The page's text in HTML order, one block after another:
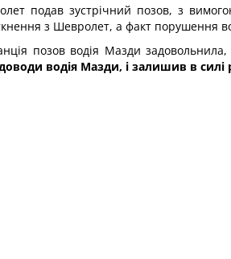
подав зустрічний позов, з
з Шевролет, а факт порушення
позов водія Мазди
водія Мазди, і залишив в силі